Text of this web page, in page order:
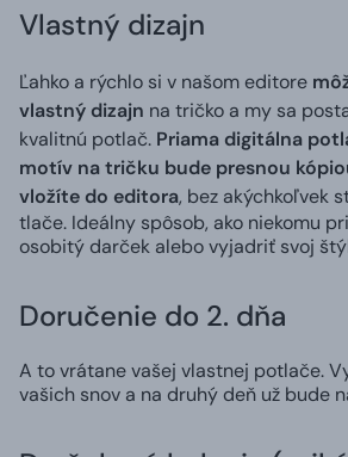
Vlastný dizajn
Ľahko a rýchlo si v našom editore
vlastný dizajn na tričko a my sa
kvalitnú potlač. Priama digitálna
motív na tričku bude presnou
vložíte do editora, bez akýchkoľvek
tlače. Ideálny spôsob, ako niekomu
osobitý darček alebo vyjadriť svoj
Doručenie do 2. dňa
A to vrátane vašej vlastnej potlače.
vašich snov a na druhý deň už bude